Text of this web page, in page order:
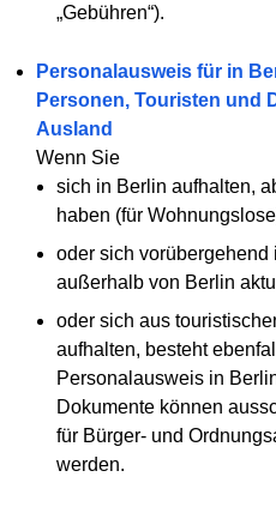
„Gebühren“).
Personalausweis für in
Personen, Touristen und
Ausland
Wenn Sie
sich in Berlin aufhalten,
haben (für
oder sich vorübergehend
außerhalb von Berlin
oder sich aus
aufhalten, besteht
Personalausweis in
Dokumente können
für Bürger- und
werden.